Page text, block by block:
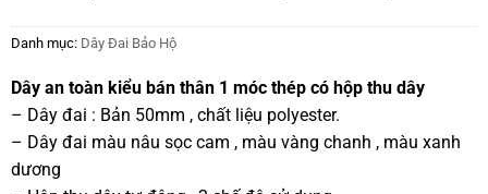
Danh mục: Dây Đai Bảo Hộ
Dây an toàn kiểu bán thân 1 móc thép có hộp thu dây
– Dây đai : Bản 50mm , chất liệu polyester.
– Dây đai màu nâu sọc cam , màu vàng chanh , màu xanh
dương